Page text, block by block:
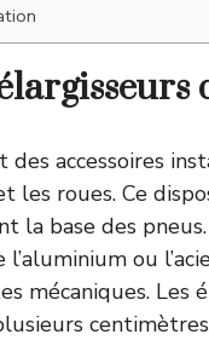
des accessoires
les roues. Ce
la base des
ou
mécaniques. Les